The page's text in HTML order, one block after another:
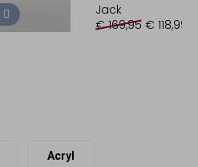
Jack
€ 169,95 € 118,99
Acryl